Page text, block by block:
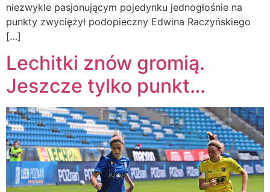
niezwykle pasjonującym pojedynku jednogłośnie na
punkty zwyciężył podopieczny Edwina Raczyńskiego
[…]
Lechitki znów gromią.
Jeszcze tylko punkt…